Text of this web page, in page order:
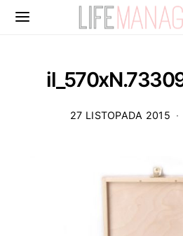
27 LISTOPADA 2015